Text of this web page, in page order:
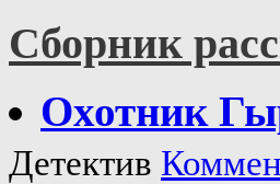
Сборник
Охотник
Детектив